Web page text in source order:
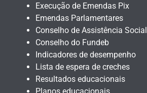
Execução de Emendas Pix
Emendas Parlamentares
Conselho de Assistência Social
Conselho do Fundeb
Indicadores de desempenho
Lista de espera de creches
Resultados educacionais